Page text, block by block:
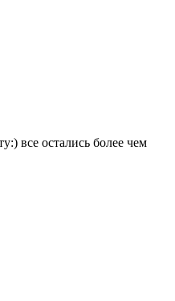
все остались более чем